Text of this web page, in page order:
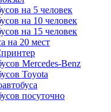
на 5 человек
на 10 человек
на 15 человек
на 20 мест
Mercedes-Benz
Toyota
посуточно